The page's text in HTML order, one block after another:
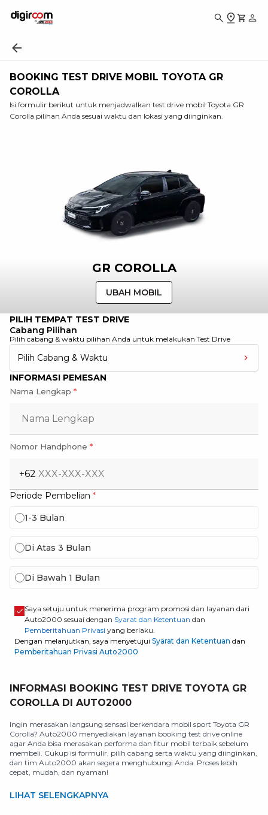
BOOKING TEST DRIVE MOBIL TOYOTA GR
COROLLA
Isi formulir berikut untuk menjadwalkan test drive mobil Toyota GR
Corolla pilihan Anda sesuai waktu dan lokasi yang diinginkan.
PILIH TEMPAT TEST DRIVE
Cabang Pilihan
Pilih cabang & waktu pilihan Anda untuk melakukan Test Drive
Pilih Cabang & Waktu
INFORMASI PEMESAN
Nama Lengkap *
Nomor Handphone *
+62
Periode Pembelian *
1-3 Bulan
Di Atas 3 Bulan
Di Bawah 1 Bulan
Saya setuju untuk menerima program promosi dan layanan dari
Auto2000 sesuai dengan Syarat dan Ketentuan dan
Pemberitahuan Privasi yang berlaku.
Dengan melanjutkan, saya menyetujui Syarat dan Ketentuan dan
Pemberitahuan Privasi Auto2000
GR COROLLA
UBAH MOBIL
INFORMASI BOOKING TEST DRIVE TOYOTA GR
COROLLA DI AUTO2000
Ingin merasakan langsung sensasi berkendara mobil sport Toyota GR
Corolla? Auto2000 menyediakan layanan booking test drive online
agar Anda bisa merasakan performa dan fitur mobil terbaik sebelum
membeli. Cukup isi formulir, pilih cabang serta waktu yang diinginkan,
dan tim Auto2000 akan segera menghubungi Anda. Proses lebih
cepat, mudah, dan nyaman!
LIHAT SELENGKAPNYA